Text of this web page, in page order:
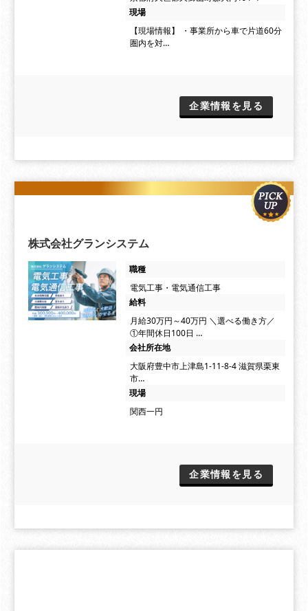
現場
【現場情報】 ・事業所から車で片道60分
圏内を対…
企業情報を見る
株式会社グランシステム
職種
電気工事・電気通信工事
給料
月給30万円～40万円 ＼選べる働き方／
①年間休日100日 …
会社所在地
大阪府豊中市上津島1-11-8-4 滋賀県栗東
市…
現場
関西一円
企業情報を見る